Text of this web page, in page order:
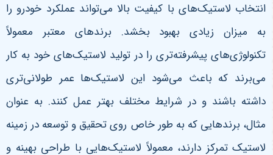
انتخاب لاستیک‌های با کیفیت بالا می‌تواند عملکرد خودرو را
به میزان زیادی بهبود بخشد. برندهای معتبر معمولاً
تکنولوژی‌های پیشرفته‌تری را در تولید لاستیک‌های خود به کار
می‌برند که باعث می‌شود این لاستیک‌ها عمر طولانی‌تری
داشته باشند و در شرایط مختلف بهتر عمل کنند. به عنوان
مثال، برندهایی که به طور خاص روی تحقیق و توسعه در زمینه
لاستیک تمرکز دارند، معمولاً لاستیک‌هایی با طراحی بهینه و